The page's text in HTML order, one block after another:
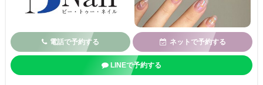
電話で予約する ネットで予約する
LINEで予約する